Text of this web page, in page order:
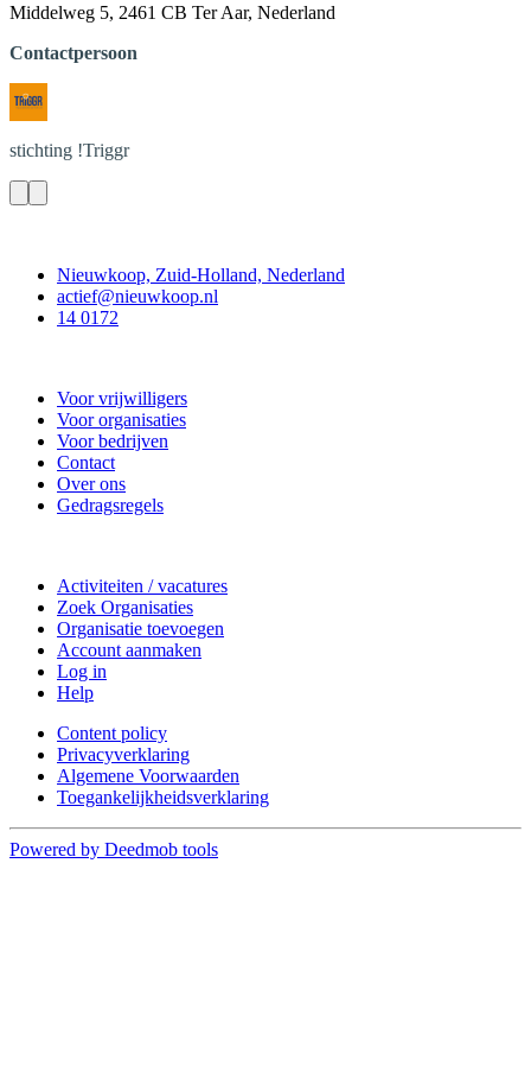
Middelweg 5, 2461 CB Ter Aar, Nederland
Contactpersoon
stichting !Triggr
Nieuwkoop, Zuid-Holland, Nederland
actief@nieuwkoop.nl
14 0172
Voor vrijwilligers
Voor organisaties
Voor bedrijven
Contact
Over ons
Gedragsregels
Activiteiten / vacatures
Zoek Organisaties
Organisatie toevoegen
Account aanmaken
Log in
Help
Content policy
Privacyverklaring
Algemene Voorwaarden
Toegankelijkheidsverklaring
Powered by Deedmob tools